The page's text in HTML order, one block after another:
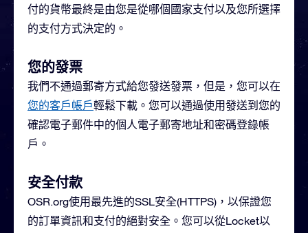
付的貨幣最終是由您是從哪個國家支付以及您所選擇
的支付方式決定的。
您的發票
我們不通過郵寄方式給您發送發票，但是，您可以在
您的客戶帳戶輕鬆下載。您可以通過使用發送到您的
確認電子郵件中的個人電子郵寄地址和密碼登錄帳
戶。
安全付款
OSR.org使用最先進的SSL安全(HTTPS)，以保證您
的訂單資訊和支付的絕對安全。您可以從Locket以